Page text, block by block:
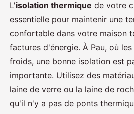
L'isolation thermique de votre
essentielle pour maintenir une
confortable dans votre maison
factures d'énergie. À Pau, où
froids, une bonne isolation est
importante. Utilisez des
laine de verre ou la laine de
qu'il n'y a pas de ponts